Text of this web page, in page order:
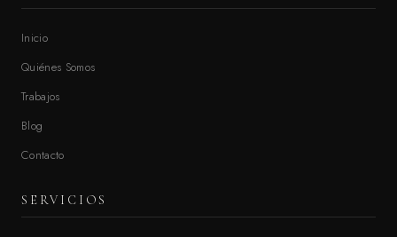
Inicio
Quiénes Somos
Trabajos
Blog
Contacto
SERVICIOS